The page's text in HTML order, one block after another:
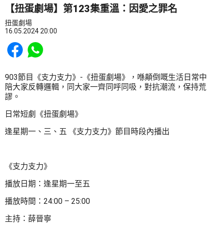
【扭蛋劇場】第123集重溫：因愛之罪名
扭蛋劇場
16.05.2024 20:00
Share to Facebook
Share to WhatsApp
903節目《支力支力》-《扭蛋劇場》，喺顛倒嘅生活日常中
陪大家反轉邏輯，同大家一齊同呼同吸，對抗潮流，保持荒
謬。
日常短劇《扭蛋劇場》
逢星期一、三、五 《支力支力》節目時段內播出
《支力支力》
播放日期：逢星期一至五
播放時間：24:00 – 25:00
主持：薛晉寧